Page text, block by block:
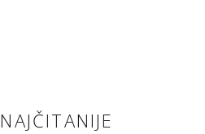
NAJČITANIJE